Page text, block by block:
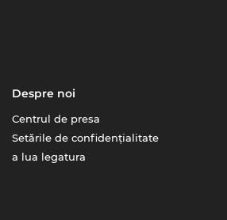
Despre noi
Centrul de presa
Setările de confidențialitate
a lua legatura